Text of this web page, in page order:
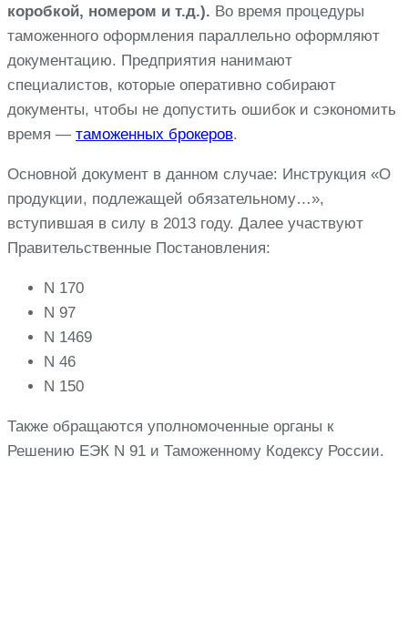
коробкой, номером и т.д.). Во время процедуры
таможенного оформления параллельно оформляют
документацию. Предприятия нанимают
специалистов, которые оперативно собирают
документы, чтобы не допустить ошибок и сэкономить
время — таможенных брокеров.
Основной документ в данном случае: Инструкция «О
продукции, подлежащей обязательному…»,
вступившая в силу в 2013 году. Далее участвуют
Правительственные Постановления:
N 170
N 97
N 1469
N 46
N 150
Также обращаются уполномоченные органы к
Решению ЕЭК N 91 и Таможенному Кодексу России.